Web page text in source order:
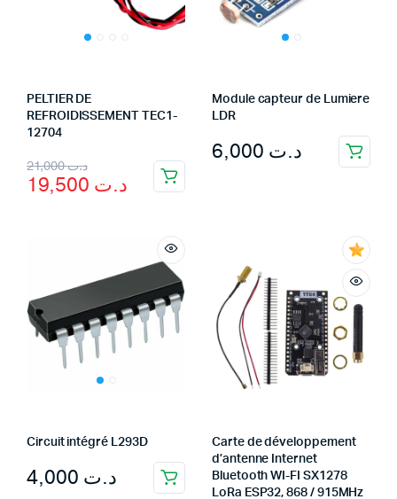
PELTIER DE
REFROIDISSEMENT TEC1-
12704
د.ت21,000
Original
price
د.ت
Current
price
Module capteur de Lumiere
LDR
د.ت
Circuit intégré L293D
د.ت
Carte de développement
d’antenne Internet
Bluetooth WI-FI SX1278
LoRa ESP32, 868 / 915MHz